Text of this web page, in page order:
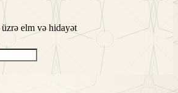
elm və hidayət